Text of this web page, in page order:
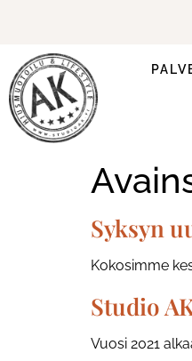
Syksyn
Kokosimme
Studio
Vuosi 2021